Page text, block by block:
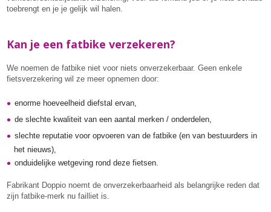
toebrengt en je je gelijk wil halen.
Kan je een fatbike verzekeren?
We noemen de fatbike niet voor niets onverzekerbaar. Geen enkele
fietsverzekering wil ze meer opnemen door:
enorme hoeveelheid diefstal ervan,
de slechte kwaliteit van een aantal merken / onderdelen,
slechte reputatie voor opvoeren van de fatbike (en van bestuurders in
het nieuws),
onduidelijke wetgeving rond deze fietsen.
Fabrikant Doppio noemt de onverzekerbaarheid als belangrijke reden dat
zijn fatbike-merk nu failliet is.